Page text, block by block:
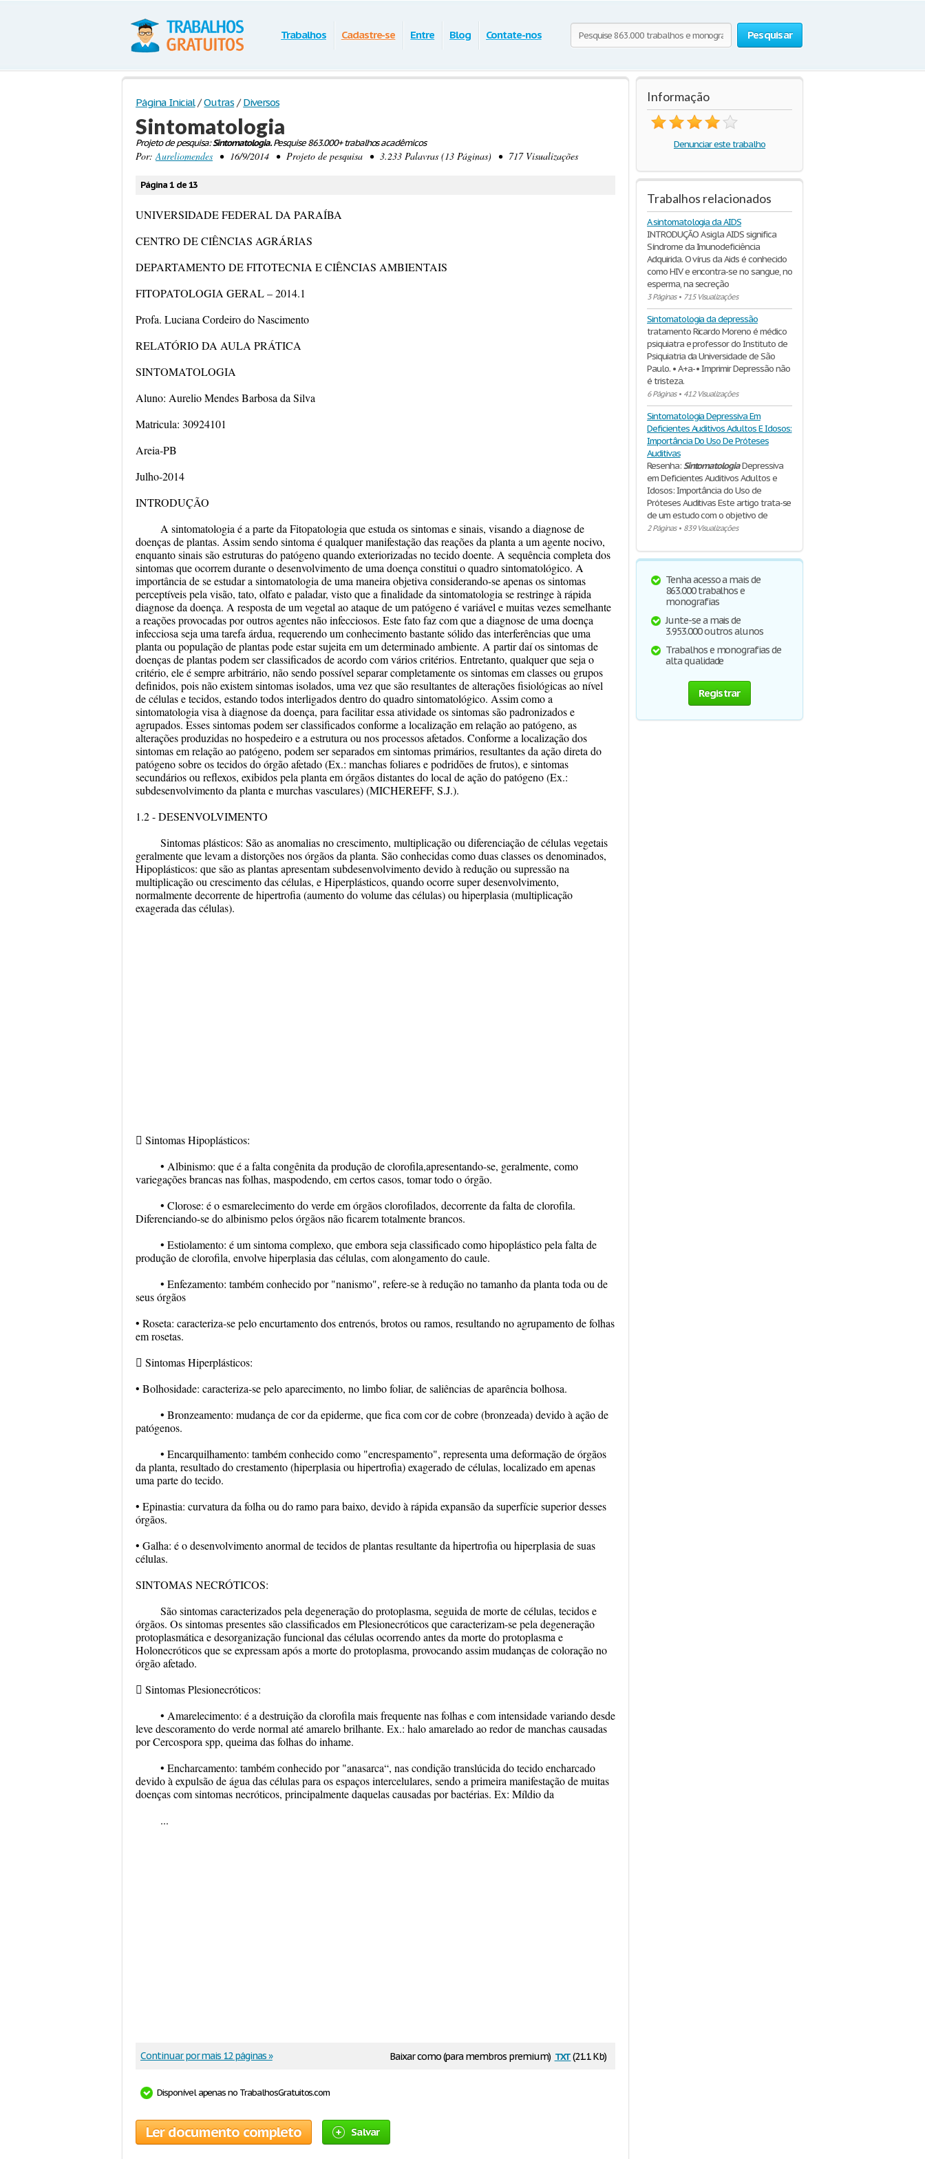
Pesquisar
Trabalhos Cadastre-se Entre Blog Contate-nos
Página Inicial / Outras / Diversos
Sintomatologia
Projeto de pesquisa:Sintomatologia.Pesquise 863.000+ trabalhos acadêmicos
Por:Aureliomendes • 16/9/2014 • Projeto de pesquisa • 3.233 Palavras (13 Páginas) • 717 Visualizações
Página 1 de 13
UNIVERSIDADE FEDERAL DA PARAÍBA
CENTRO DE CIÊNCIAS AGRÁRIAS
DEPARTAMENTO DE FITOTECNIA E CIÊNCIAS AMBIENTAIS
FITOPATOLOGIA GERAL – 2014.1
Profa. Luciana Cordeiro do Nascimento
RELATÓRIO DA AULA PRÁTICA
SINTOMATOLOGIA
Aluno: Aurelio Mendes Barbosa da Silva
Matricula: 30924101
Areia-PB
Julho-2014
INTRODUÇÃO
A sintomatologia é a parte da Fitopatologia que estuda os sintomas e sinais, visando a diagnose de
doenças de plantas. Assim sendo sintoma é qualquer manifestação das reações da planta a um agente nocivo,
enquanto sinais são estruturas do patógeno quando exteriorizadas no tecido doente. A sequência completa dos
sintomas que ocorrem durante o desenvolvimento de uma doença constitui o quadro sintomatológico. A
importância de se estudar a sintomatologia de uma maneira objetiva considerando-se apenas os sintomas
perceptíveis pela visão, tato, olfato e paladar, visto que a finalidade da sintomatologia se restringe à rápida
diagnose da doença. A resposta de um vegetal ao ataque de um patógeno é variável e muitas vezes semelhante
a reações provocadas por outros agentes não infecciosos. Este fato faz com que a diagnose de uma doença
infecciosa seja uma tarefa árdua, requerendo um conhecimento bastante sólido das interferências que uma
planta ou população de plantas pode estar sujeita em um determinado ambiente. A partir daí os sintomas de
doenças de plantas podem ser classificados de acordo com vários critérios. Entretanto, qualquer que seja o
critério, ele é sempre arbitrário, não sendo possível separar completamente os sintomas em classes ou grupos
definidos, pois não existem sintomas isolados, uma vez que são resultantes de alterações fisiológicas ao nível
de células e tecidos, estando todos interligados dentro do quadro sintomatológico. Assim como a
sintomatologia visa à diagnose da doença, para facilitar essa atividade os sintomas são padronizados e
agrupados. Esses sintomas podem ser classificados conforme a localização em relação ao patógeno, as
alterações produzidas no hospedeiro e a estrutura ou nos processos afetados. Conforme a localização dos
sintomas em relação ao patógeno, podem ser separados em sintomas primários, resultantes da ação direta do
patógeno sobre os tecidos do órgão afetado (Ex.: manchas foliares e podridões de frutos), e sintomas
secundários ou reflexos, exibidos pela planta em órgãos distantes do local de ação do patógeno (Ex.:
subdesenvolvimento da planta e murchas vasculares) (MICHEREFF, S.J.).
1.2 - DESENVOLVIMENTO
Sintomas plásticos: São as anomalias no crescimento, multiplicação ou diferenciação de células vegetais
geralmente que levam a distorções nos órgãos da planta. São conhecidas como duas classes os denominados,
Hipoplásticos: que são as plantas apresentam subdesenvolvimento devido à redução ou supressão na
multiplicação ou crescimento das células, e Hiperplásticos, quando ocorre super desenvolvimento,
normalmente decorrente de hipertrofia (aumento do volume das células) ou hiperplasia (multiplicação
exagerada das células).
 Sintomas Hipoplásticos:
• Albinismo: que é a falta congênita da produção de clorofila,apresentando-se, geralmente, como
variegações brancas nas folhas, maspodendo, em certos casos, tomar todo o órgão.
• Clorose: é o esmarelecimento do verde em órgãos clorofilados, decorrente da falta de clorofila.
Diferenciando-se do albinismo pelos órgãos não ficarem totalmente brancos.
• Estiolamento: é um sintoma complexo, que embora seja classificado como hipoplástico pela falta de
produção de clorofila, envolve hiperplasia das células, com alongamento do caule.
• Enfezamento: também conhecido por "nanismo", refere-se à redução no tamanho da planta toda ou de
seus órgãos
• Roseta: caracteriza-se pelo encurtamento dos entrenós, brotos ou ramos, resultando no agrupamento de folhas
em rosetas.
 Sintomas Hiperplásticos:
• Bolhosidade: caracteriza-se pelo aparecimento, no limbo foliar, de saliências de aparência bolhosa.
• Bronzeamento: mudança de cor da epiderme, que fica com cor de cobre (bronzeada) devido à ação de
patógenos.
• Encarquilhamento: também conhecido como "encrespamento", representa uma deformação de órgãos
da planta, resultado do crestamento (hiperplasia ou hipertrofia) exagerado de células, localizado em apenas
uma parte do tecido.
• Epinastia: curvatura da folha ou do ramo para baixo, devido à rápida expansão da superfície superior desses
órgãos.
• Galha: é o desenvolvimento anormal de tecidos de plantas resultante da hipertrofia ou hiperplasia de suas
células.
SINTOMAS NECRÓTICOS:
São sintomas caracterizados pela degeneração do protoplasma, seguida de morte de células, tecidos e
órgãos. Os sintomas presentes são classificados em Plesionecróticos que caracterizam-se pela degeneração
protoplasmática e desorganização funcional das células ocorrendo antes da morte do protoplasma e
Holonecróticos que se expressam após a morte do protoplasma, provocando assim mudanças de coloração no
órgão afetado.
 Sintomas Plesionecróticos:
• Amarelecimento: é a destruição da clorofila mais frequente nas folhas e com intensidade variando desde
leve descoramento do verde normal até amarelo brilhante. Ex.: halo amarelado ao redor de manchas causadas
por Cercospora spp, queima das folhas do inhame.
• Encharcamento: também conhecido por "anasarca“, nas condição translúcida do tecido encharcado
devido à expulsão de água das células para os espaços intercelulares, sendo a primeira manifestação de muitas
doenças com sintomas necróticos, principalmente daquelas causadas por bactérias. Ex: Míldio da
...
Baixar como (para membros premium) txt(21.1 Kb)
Continuar por mais 12 páginas »
Disponível apenas no TrabalhosGratuitos.com
Ler documento completo Salvar
Informação
Denunciar este trabalho
Trabalhos relacionados
A sintomatologia da AIDS
INTRODUÇÃO A sigla AIDS significa
Síndrome da Imunodeficiência
Adquirida. O vírus da Aids é conhecido
como HIV e encontra-se no sangue, no
esperma, na secreção
3 Páginas• 715 Visualizações
Sintomatologia da depressão
tratamento Ricardo Moreno é médico
psiquiatra e professor do Instituto de
Psiquiatria da Universidade de São
Paulo. • A+a- • Imprimir Depressão não
é tristeza.
6 Páginas• 412 Visualizações
Sintomatologia Depressiva Em
Deficientes Auditivos Adultos E Idosos:
Importância Do Uso De Próteses
Auditivas
Resenha:SintomatologiaDepressiva
em Deficientes Auditivos Adultos e
Idosos: Importância do Uso de
Próteses Auditivas Este artigo trata-se
de um estudo com o objetivo de
2 Páginas• 839 Visualizações
Tenha acesso a mais de
863.000 trabalhos e
monografias
Junte-se a mais de
3.953.000 outros alunos
Trabalhos e monografias de
alta qualidade
Registrar